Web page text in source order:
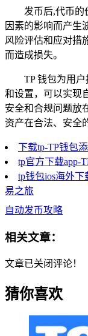
发币后,代币的
因素的影响而产生
风险评估和应对措
而造成损失。
TP 钱包为用
和设置，可以实现
安全和合规问题放
资产在合法、安全
下载tp-TP钱包
tp官方下载app-
tp钱包ios海外下
易之旅
自动发币攻略
相关文章：
文章已关闭评论！
猜你喜欢